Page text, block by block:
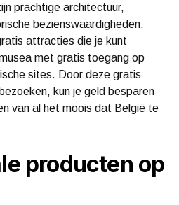
prachtige architectuur,
bezienswaardigheden.
attracties die je kunt
met gratis toegang op
sites. Door deze gratis
kun je geld besparen
van al het moois dat België te
producten op